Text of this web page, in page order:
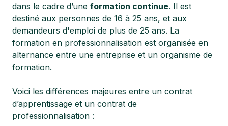
dans le cadre d’une formation continue. Il est
destiné aux personnes de 16 à 25 ans, et aux
demandeurs d'emploi de plus de 25 ans. La
formation en professionnalisation est organisée en
alternance entre une entreprise et un organisme de
formation.
Voici les différences majeures entre un contrat
d’apprentissage et un contrat de
professionnalisation :